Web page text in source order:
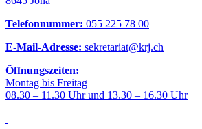
Telefonnummer: 055 225 78 00
E-Mail-Adresse: sekretariat@krj.ch
Öffnungszeiten:
Montag bis Freitag
08.30 – 11.30 Uhr und 13.30 – 16.30 Uhr